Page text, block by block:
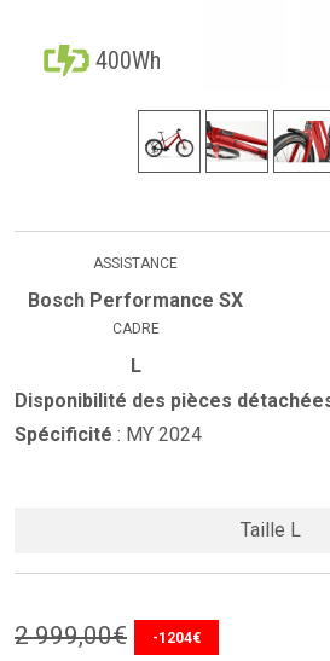
400Wh
ASSISTANCE
Bosch Performance SX
CADRE
L
Disponibilité des pièces
Spécificité : MY 2024
Taille L
2 999,00€ -1204€